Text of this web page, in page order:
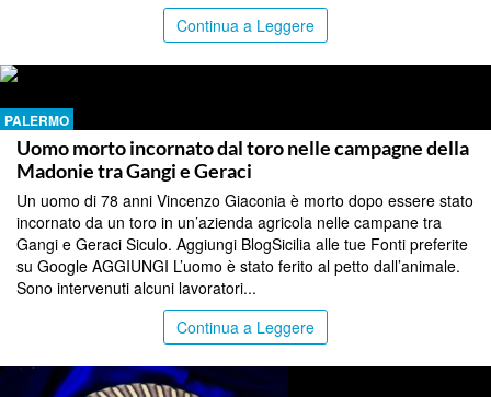
Continua a Leggere
PALERMO
Uomo morto incornato dal toro nelle campagne della
Madonie tra Gangi e Geraci
Un uomo di 78 anni Vincenzo Giaconia è morto dopo essere stato
incornato da un toro in un’azienda agricola nelle campane tra
Gangi e Geraci Siculo. Aggiungi BlogSicilia alle tue Fonti preferite
su Google AGGIUNGI L’uomo è stato ferito al petto dall’animale.
Sono intervenuti alcuni lavoratori...
Continua a Leggere